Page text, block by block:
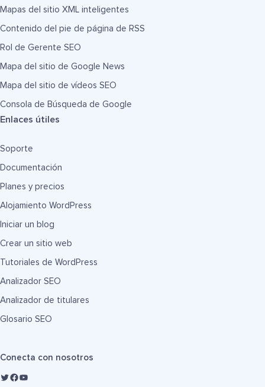
Mapas del sitio XML inteligentes
Contenido del pie de página de RSS
Rol de Gerente SEO
Mapa del sitio de Google News
Mapa del sitio de vídeos SEO
Consola de Búsqueda de Google
Enlaces útiles
Soporte
Documentación
Planes y precios
Alojamiento WordPress
Iniciar un blog
Crear un sitio web
Tutoriales de WordPress
Analizador SEO
Analizador de titulares
Glosario SEO
Conecta con nosotros